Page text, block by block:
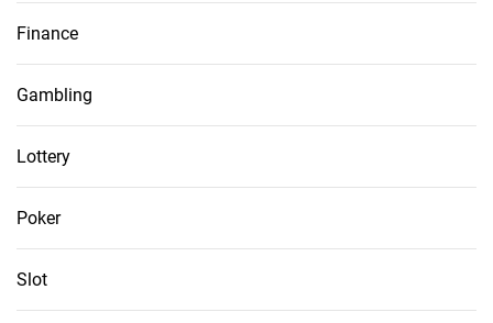
Finance
Gambling
Lottery
Poker
Slot